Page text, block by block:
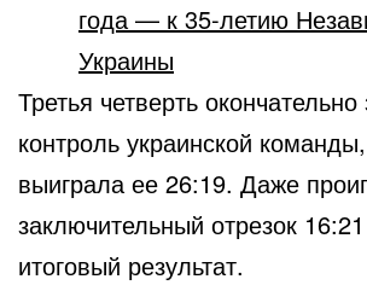
года — к 35-летию
Украины
Третья четверть
контроль украинской
выиграла ее 26:19. Даже
заключительный отрезок
итоговый результат.